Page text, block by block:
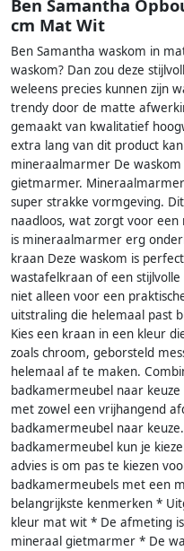
Ben Samantha
cm Mat Wit
Ben Samantha waskom in
waskom? Dan zou deze
weleens precies kunnen zijn
trendy door de matte
gemaakt van kwalitatief
extra lang van dit product
mineraalmarmer De
gietmarmer.
super strakke vormgeving.
naadloos, wat zorgt voor
is mineraalmarmer erg
kraan Deze waskom is
wastafelkraan of een
niet alleen voor een
uitstraling die helemaal past
Kies een kraan in een kleur
zoals chroom, geborsteld
helemaal af te maken.
badkamermeubel naar
met zowel een vrijhangend
badkamermeubel naar
badkamermeubel kun je
advies is om pas te kiezen
badkamermeubels met een
belangrijkste kenmerken *
kleur mat wit * De afmeting
mineraal gietmarmer * De